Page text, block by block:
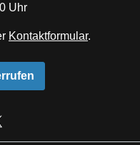
Uhr
Kontaktformular.
Facebook – öffnet in
vorbei – öffnet
auf Pinterest
uns auf X – öffnet in